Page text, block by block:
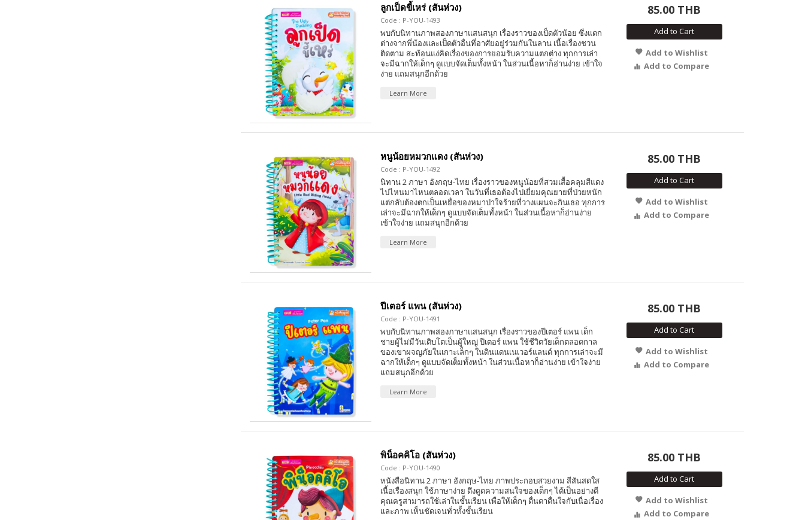
ลูกเป็ดขี้เหร่ (สันห่วง)
Code : P-YOU-1493
พบกับนิทานภาพสองภาษาแสนสนุก เรื่องราวของเป็ดตัวน้อย ซึ่งแตก
ต่างจากพี่น้องและเป็ดตัวอื่นที่อาศัยอยู่ร่วมกันในลาน เนื้อเรื่องชวน
ติดตาม สะท้อนแง่คิดเรื่องของการยอมรับความแตกต่าง ทุกการเล่า
จะมีฉากให้เด็กๆ ดูแบบจัดเต็มทั้งหน้า ในส่วนเนื้อหาก็อ่านง่าย เข้าใจ
ง่าย แถมสนุกอีกด้วย
Learn More
85.00 THB
Add to Cart
Add to Wishlist
Add to Compare
หนูน้อยหมวกแดง (สันห่วง)
Code : P-YOU-1492
นิทาน 2 ภาษา อังกฤษ-ไทย เรื่องราวของหนูน้อยที่สวมเสื้อคลุมสีแดง
ไปไหนมาไหนตลอดเวลา ในวันที่เธอต้องไปเยี่ยมคุณยายที่ป่วยหนัก
แต่กลับต้องตกเป็นเหยื่อของหมาป่าใจร้ายที่วางแผนจะกินเธอ ทุกการ
เล่าจะมีฉากให้เด็กๆ ดูแบบจัดเต็มทั้งหน้า ในส่วนเนื้อหาก็อ่านง่าย
เข้าใจง่าย แถมสนุกอีกด้วย
Learn More
85.00 THB
Add to Cart
Add to Wishlist
Add to Compare
ปีเตอร์ แพน (สันห่วง)
Code : P-YOU-1491
พบกับนิทานภาพสองภาษาแสนสนุก เรื่องราวของปีเตอร์ แพน เด็ก
ชายผู้ไม่มีวันเติบโตเป็นผู้ใหญ่ ปีเตอร์ แพน ใช้ชีวิตวัยเด็กตลอดกาล
ของเขาผจญภัยในเกาะเล็กๆ ในดินแดนเนเวอร์แลนด์ ทุกการเล่าจะมี
ฉากให้เด็กๆ ดูแบบจัดเต็มทั้งหน้า ในส่วนเนื้อหาก็อ่านง่าย เข้าใจง่าย
แถมสนุกอีกด้วย
Learn More
85.00 THB
Add to Cart
Add to Wishlist
Add to Compare
พิน็อคคิโอ (สันห่วง)
Code : P-YOU-1490
หนังสือนิทาน 2 ภาษา อังกฤษ-ไทย ภาพประกอบสวยงาม สีสันสดใส
เนื้อเรื่องสนุก ใช้ภาษาง่าย ดึงดูดความสนใจของเด็กๆ ได้เป็นอย่างดี
คุณครูสามารถใช้เล่าในชั้นเรียน เพื่อให้เด็กๆ ตื่นตาตื่นใจกับเนื่อเรื่อง
และภาพ เห็นชัดเจนทั่วทั้งชั้นเรียน
85.00 THB
Add to Cart
Add to Wishlist
Add to Compare